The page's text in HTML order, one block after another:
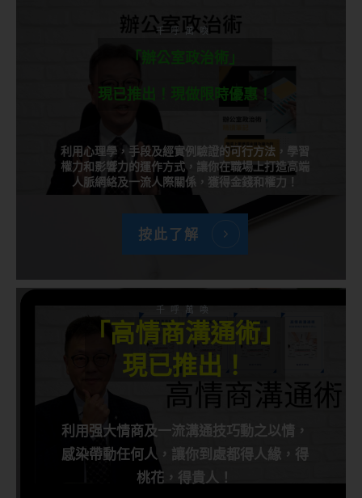
千呼萬喚
「辦公室政治術」
現已推出！現做限時優惠！
利用心理學，手段及經實例驗證的可行方法，學習
權力和影響力的運作方式，讓你在職場上打造高端
人脈網絡及一流人際關係，獲得金錢和權力！
按此了解
千呼萬喚
「高情商溝通術」
現已推出！
利用强大情商及一流溝通技巧動之以情，
感染帶動任何人，讓你到處都得人緣，得
桃花，得貴人！